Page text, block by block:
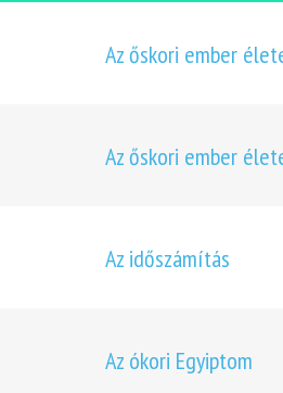
Az őskori ember
Az őskori ember
Az időszámítás
Az ókori Egyiptom